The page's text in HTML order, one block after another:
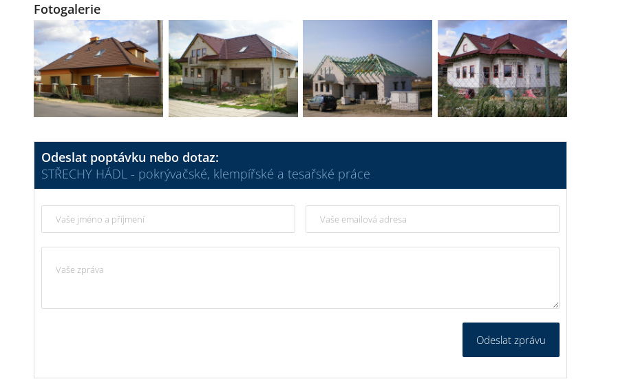
Fotogalerie
Odeslat poptávku nebo dotaz:
STŘECHY HÁDL - pokrývačské, klempířské a tesařské práce
Odeslat zprávu